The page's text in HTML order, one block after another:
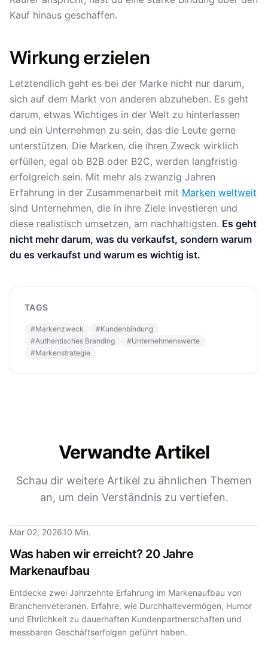
Kauf hinaus geschaffen.
Wirkung erzielen
Letztendlich geht es bei der Marke nicht nur darum,
sich auf dem Markt von anderen abzuheben. Es geht
darum, etwas Wichtiges in der Welt zu hinterlassen
und ein Unternehmen zu sein, das die Leute gerne
unterstützen. Die Marken, die ihren Zweck wirklich
erfüllen, egal ob B2B oder B2C, werden langfristig
erfolgreich sein. Mit mehr als zwanzig Jahren
Erfahrung in der Zusammenarbeit mit Marken weltweit
sind Unternehmen, die in ihre Ziele investieren und
diese realistisch umsetzen, am nachhaltigsten. Es geht
nicht mehr darum, was du verkaufst, sondern warum
du es verkaufst und warum es wichtig ist.
TAGS
#Markenzweck #Kundenbindung
#Authentisches Branding #Unternehmenswerte
#Markenstrategie
Verwandte Artikel
Schau dir weitere Artikel zu ähnlichen Themen
an, um dein Verständnis zu vertiefen.
Mar 02, 202610 Min.
Was haben wir erreicht? 20 Jahre
Markenaufbau
Entdecke zwei Jahrzehnte Erfahrung im Markenaufbau von
Branchenveteranen. Erfahre, wie Durchhaltevermögen, Humor
und Ehrlichkeit zu dauerhaften Kundenpartnerschaften und
messbaren Geschäftserfolgen geführt haben.